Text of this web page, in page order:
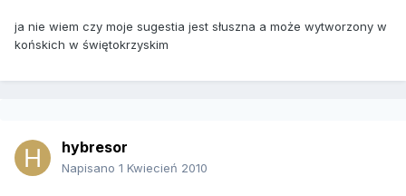
ja nie wiem czy moje sugestia jest słuszna a może wytworzony w
końskich w świętokrzyskim
hybresor
Napisano 1 Kwiecień 2010